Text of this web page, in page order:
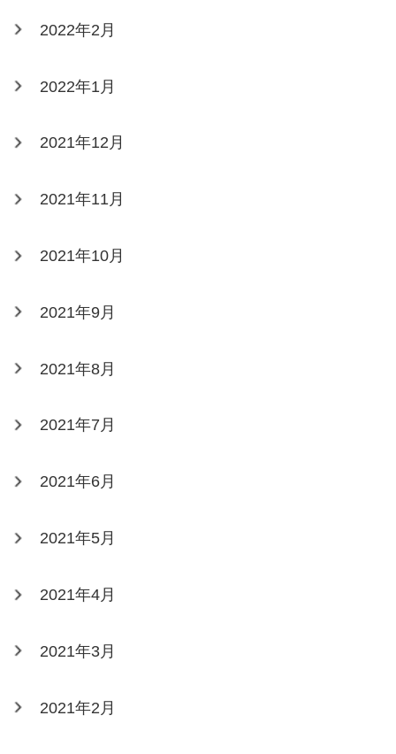
2022年2月
2022年1月
2021年12月
2021年11月
2021年10月
2021年9月
2021年8月
2021年7月
2021年6月
2021年5月
2021年4月
2021年3月
2021年2月